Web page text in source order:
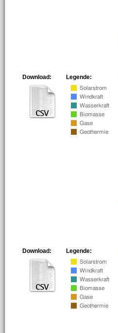
Legende:
Download:
Legende:
Download: